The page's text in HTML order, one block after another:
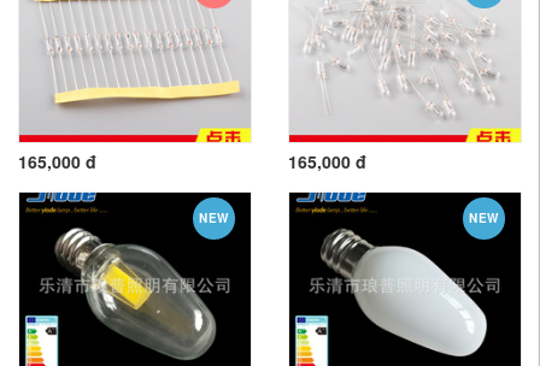
165,000 đ 165,000 đ
NEW NEW